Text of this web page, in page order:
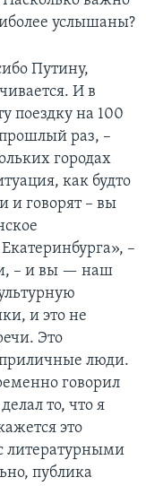
услышаны?
Путину,
И в
поездку на 100
раз, –
городах
как будто
и говорят – вы
–
– и вы — наш
и это не
Это
люди.
говорил
то, что я
это
литературными
публика